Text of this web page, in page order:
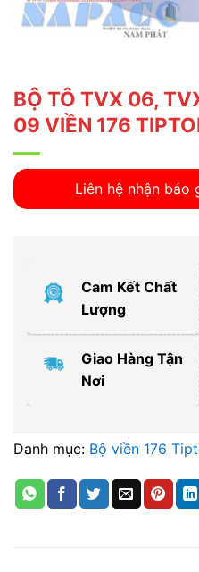
BỘ TÔ TVX 06,
09 VIỀN 176
Liên hệ nhận báo
Cam Kết Chất
Lượng
Giao Hàng Tận
Nơi
Danh mục: Bộ viền 176